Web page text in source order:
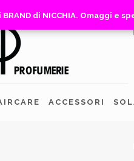
ACCESSORI
di NICCHIA. Omaggi e
di NICCHIA. Omaggi e